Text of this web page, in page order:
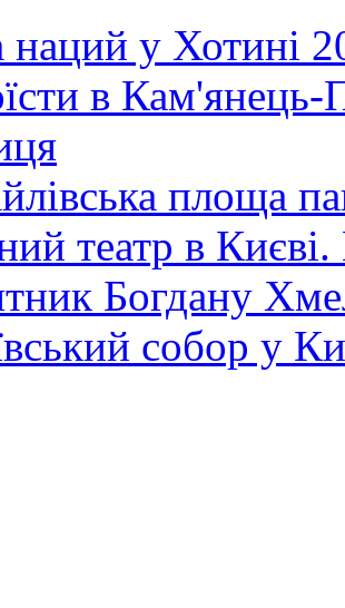
наций у Хотині
в Кам'янець-
площа
театр в
Богдану
собор у